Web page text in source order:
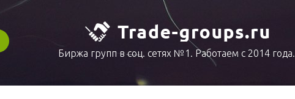
Биржа групп в соц. сетях №1. Работаем с 2014 года.